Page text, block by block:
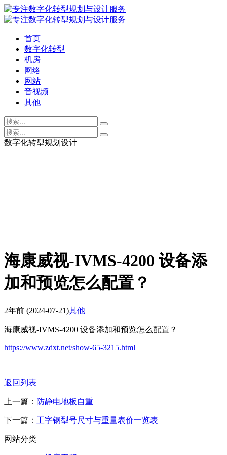
首页
数字化转型
机房
网络
网站
音视频
其他
数字化转型规划设计
海康威视-IVMS-4200 设备添
加和预览怎么配置？
2年前 (2024-07-21)其他
海康威视-IVMS-4200 设备添加和预览怎么配置？
https://www.zdxt.net/show-65-3215.html
返回列表
上一篇： 防静电地板自重
下一篇： 工字钢型号尺寸与重量表价一览表
网站分类